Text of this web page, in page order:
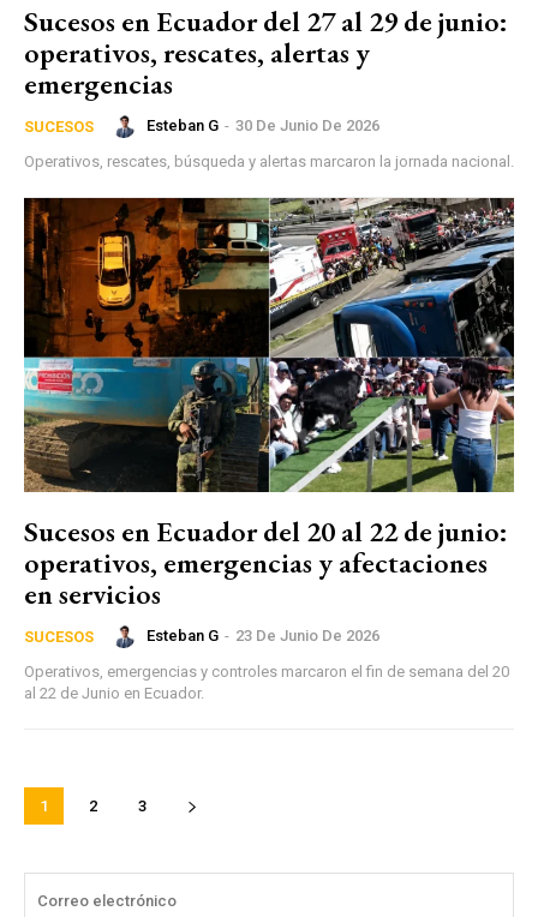
Sucesos en Ecuador del 27 al 29 de junio:
operativos, rescates, alertas y
emergencias
SUCESOS Esteban G - 30 De Junio De 2026
Operativos, rescates, búsqueda y alertas marcaron la jornada nacional.
Sucesos en Ecuador del 20 al 22 de junio:
operativos, emergencias y afectaciones
en servicios
SUCESOS Esteban G - 23 De Junio De 2026
Operativos, emergencias y controles marcaron el fin de semana del 20
al 22 de Junio en Ecuador.
1 2 3